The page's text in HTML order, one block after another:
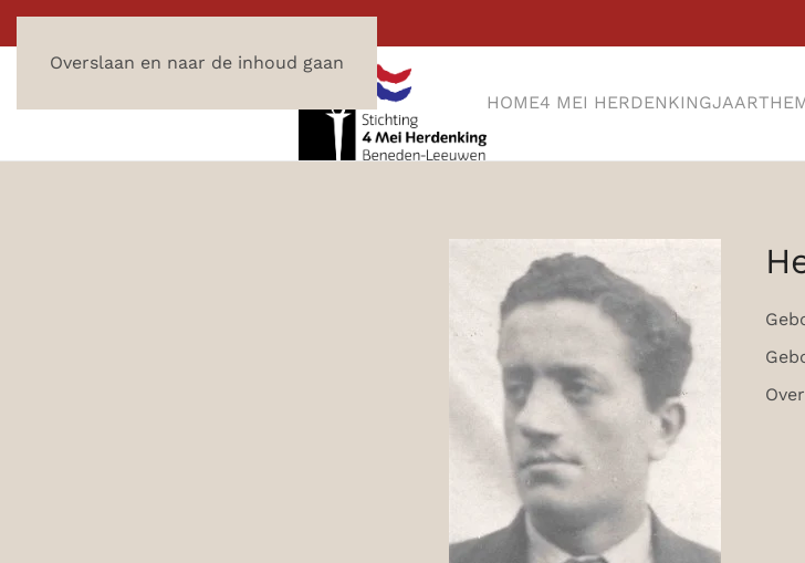
Overslaan en naar de inhoud gaan
HOME4 MEI HERDENKING